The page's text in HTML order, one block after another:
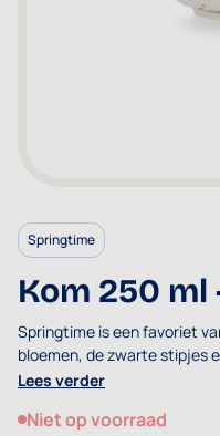
Springtime
Kom 250
Springtime is een favoriet
bloemen, de zwarte stipjes
mooi uit in vele vormen. Het
bloemen gestempeld
Lees verder
Niet op voorraad